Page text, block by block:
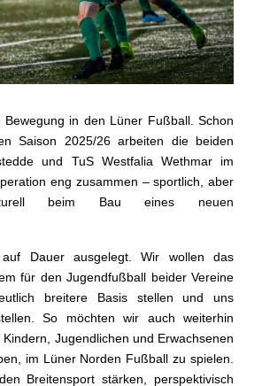
Bewegung in den Lüner Fußball. Schon
Saison 2025/26 arbeiten die beiden
und TuS Westfalia Wethmar im
eng zusammen – sportlich, aber
beim Bau eines neuen
auf Dauer ausgelegt. Wir wollen das
für den Jugendfußball beider Vereine
breitere Basis stellen und uns
So möchten wir auch weiterhin
Jugendlichen und Erwachsenen
im Lüner Norden Fußball zu spielen.
Breitensport stärken, perspektivisch